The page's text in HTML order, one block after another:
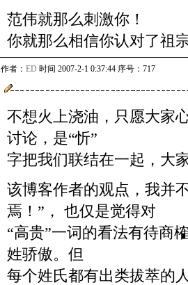
范伟就那么刺激你！
你就那么相信你认对了祖
作者： ED 时间 2007-2-1 0:37:44 序号：717
不想火上浇油，只愿大家
讨论，是“忻”
字把我们联结在一起，大
该博客作者的观点，我并
焉！”， 也仅是觉得对
“高贵”一词的看法有待商
姓骄傲。但
每个姓氏都有出类拔萃的